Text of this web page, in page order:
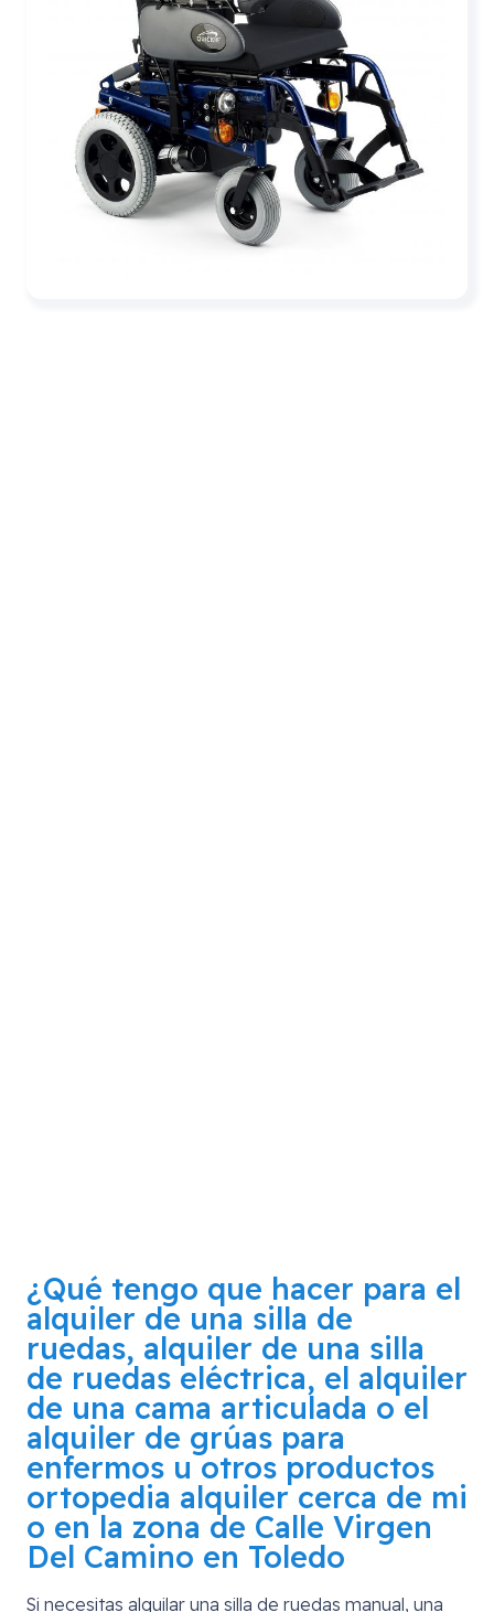
¿Qué tengo que hacer para el
alquiler de una silla de
ruedas, alquiler de una silla
de ruedas eléctrica, el alquiler
de una cama articulada o el
alquiler de grúas para
enfermos u otros productos
ortopedia alquiler cerca de mi
o en la zona de Calle Virgen
Del Camino en Toledo
Si necesitas alquilar una silla de ruedas manual, una